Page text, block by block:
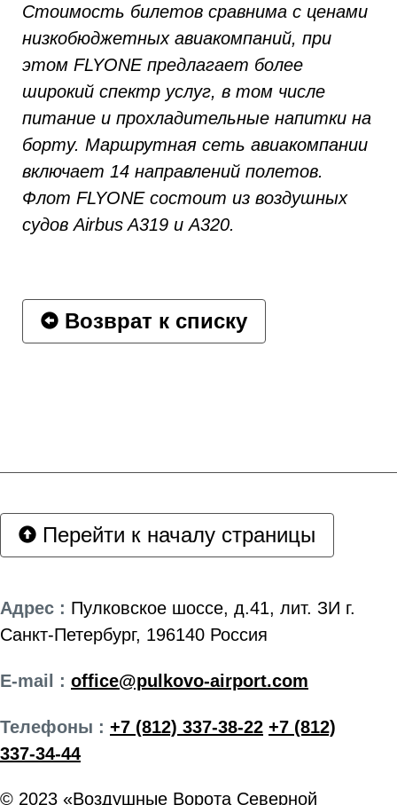
Стоимость билетов сравнима с ценами
низкобюджетных авиакомпаний, при
этом FLYONE предлагает более
широкий спектр услуг, в том числе
питание и прохладительные напитки на
борту. Маршрутная сеть авиакомпании
включает 14 направлений полетов.
Флот FLYONE состоит из воздушных
судов Airbus A319 и A320.
Возврат к списку
Перейти к началу страницы
Адрес : Пулковское шоссе, д.41, лит. ЗИ г.
Санкт-Петербург, 196140 Россия
E-mail : office@pulkovo-airport.com
Телефоны : +7 (812) 337-38-22 +7 (812)
337-34-44
© 2023 «Воздушные Ворота Северной